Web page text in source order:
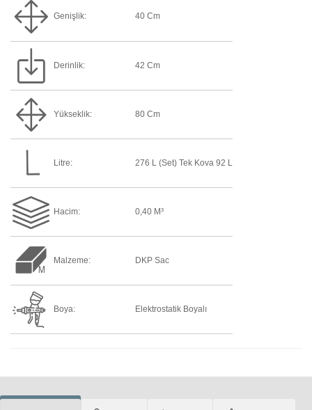
Genişlik: 40 Cm
Derinlik: 42 Cm
Yükseklik: 80 Cm
Litre: 276 L (Set) Tek Kova 92 L
Hacim: 0,40 M³
Malzeme: DKP Sac
Boya: Elektrostatik Boyalı